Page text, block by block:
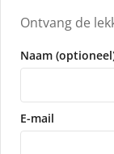
Ontvang de
Naam
E-mail